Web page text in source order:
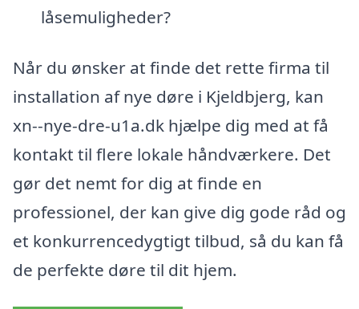
låsemuligheder?
Når du ønsker at finde det rette firma til
installation af nye døre i Kjeldbjerg, kan
xn--nye-dre-u1a.dk hjælpe dig med at få
kontakt til flere lokale håndværkere. Det
gør det nemt for dig at finde en
professionel, der kan give dig gode råd og
et konkurrencedygtigt tilbud, så du kan få
de perfekte døre til dit hjem.